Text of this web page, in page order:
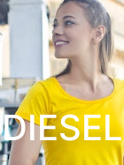
DIESEL